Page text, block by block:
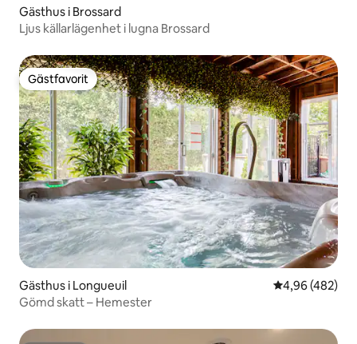
Gästhus i Brossard
Ljus källarlägenhet i lugna Brossard
Gästfavorit
Gästfavorit
Gästhus i Longueuil 4,96 av 5 i
4,96 (482)
Gömd skatt – Hemester